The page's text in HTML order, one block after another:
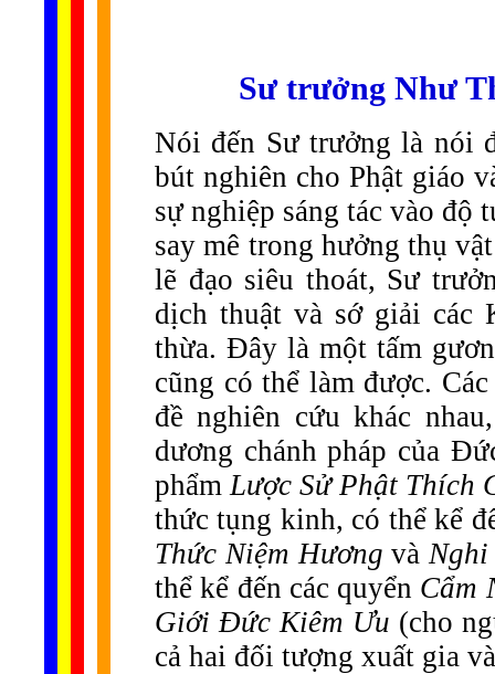
Sư trưởng Như
Nói đến Sư trưởng là nói
bút nghiên cho Phật giáo
sự nghiệp sáng tác vào
say mê trong hưởng thụ
lẽ đạo siêu thoát, Sư
dịch thuật và sớ giải các
thừa. Đây là một tấm
cũng có thể làm được.
đề nghiên cứu khác
dương chánh pháp của
phẩmLược Sử Phật Thích
thức tụng kinh, có thể kể
Thức Niệm Hươngvà Nghi
thể kể đến các quyển Cẩm
Giới Đức Kiêm Ưu (cho
cả hai đối tượng xuất gia